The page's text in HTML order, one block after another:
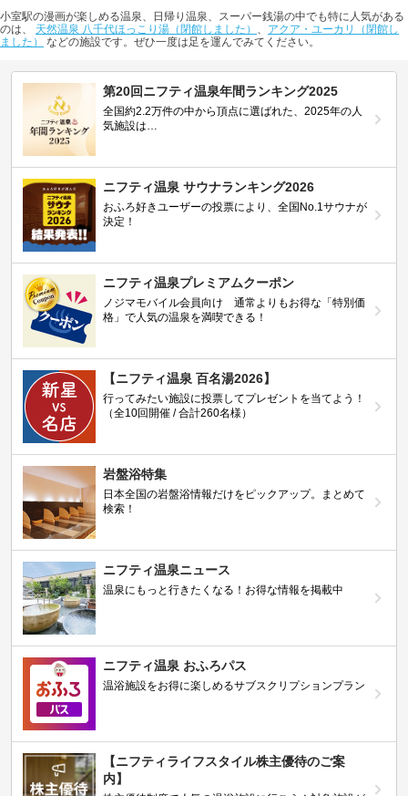
小室駅の漫画が楽しめる温泉、日帰り温泉、スーパー銭湯の中でも特に人気がある
のは、 天然温泉 八千代ほっこり湯（閉館しました） 、 アクア・ユーカリ（閉館し
ました）
などの施設です。ぜひ一度は足を運んでみてください。
第20回ニフティ温泉年間ランキング2025
全国約2.2万件の中から頂点に選ばれた、2025年の人
気施設は…
ニフティ温泉 サウナランキング2026
おふろ好きユーザーの投票により、全国No.1サウナが
決定！
ニフティ温泉プレミアムクーポン
ノジマモバイル会員向け 通常よりもお得な「特別価
格」で人気の温泉を満喫できる！
【ニフティ温泉 百名湯2026】
行ってみたい施設に投票してプレゼントを当てよう！
（全10回開催 / 合計260名様）
岩盤浴特集
日本全国の岩盤浴情報だけをピックアップ。まとめて
検索！
ニフティ温泉ニュース
温泉にもっと行きたくなる！お得な情報を掲載中
ニフティ温泉 おふろパス
温浴施設をお得に楽しめるサブスクリプションプラン
【ニフティライフスタイル株主優待のご案
内】